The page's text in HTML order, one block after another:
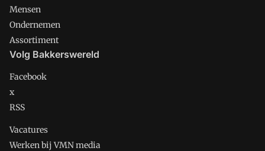
Mensen
Ondernemen
Assortiment
Volg Bakkerswereld
Facebook
x
RSS
Vacatures
Werken bij VMN media